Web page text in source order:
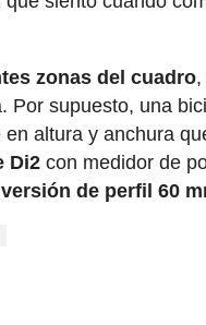
zonas del cuadro
Por supuesto, una
altura y anchura
Di2 con medidor de
versión de perfil 60